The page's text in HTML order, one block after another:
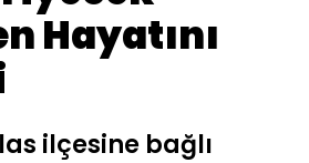
Hayatını
ilçesine bağlı